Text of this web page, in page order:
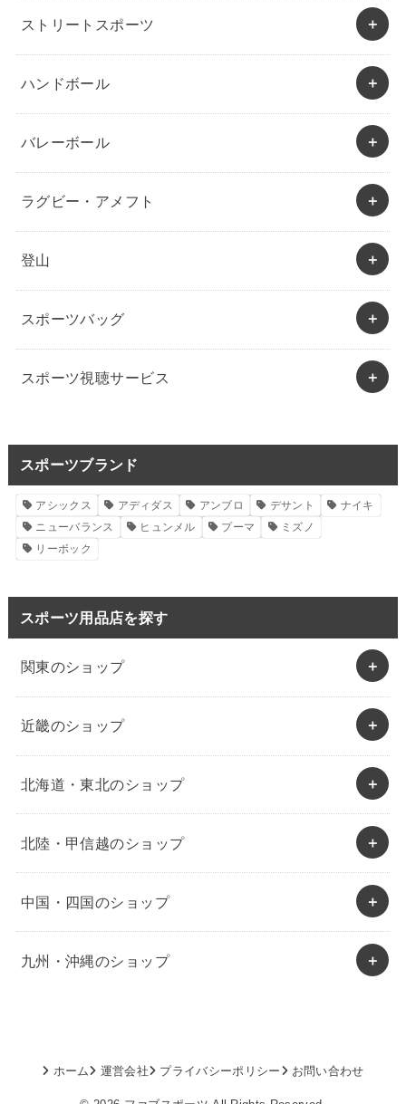
ストリートスポーツ
ハンドボール
バレーボール
ラグビー・アメフト
登山
スポーツバッグ
スポーツ視聴サービス
スポーツブランド
アシックス アディダス アンブロ デサント
ナイキ
ニューバランス
ヒュンメル プーマ
ミズノ
リーボック
スポーツ用品店を探す
関東のショップ
近畿のショップ
北海道・東北のショップ
北陸・甲信越のショップ
中国・四国のショップ
九州・沖縄のショップ
ホーム 運営会社 プライバシーポリシー お問い合わせ